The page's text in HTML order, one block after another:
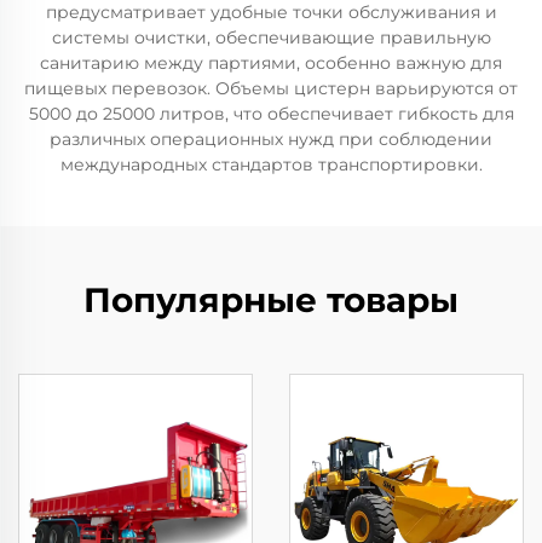
предусматривает удобные точки обслуживания и
системы очистки, обеспечивающие правильную
санитарию между партиями, особенно важную для
пищевых перевозок. Объемы цистерн варьируются от
5000 до 25000 литров, что обеспечивает гибкость для
различных операционных нужд при соблюдении
международных стандартов транспортировки.
Популярные товары